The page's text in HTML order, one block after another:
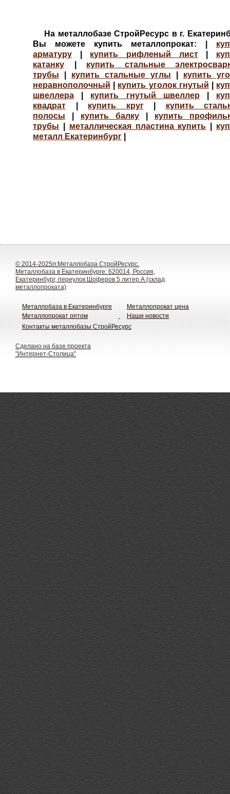
На металлобазе СтройРесурс в г.
Вы можете купить металлопрокат: |
арматуру
купить рифленый лист|
катанку
купить стальные
трубы
купить стальные углы
купить
неравнополочный
купить уголок гнутый
швеллера
купить гнутый швеллер|
квадрат
купить круг| купить
полосы
купить балку
купить
трубы
металлическая пластина купить
металл Екатеринбург
© 2014-2025гг.Металлобаза СтройРесурс.
Металлобаза в Екатеринбурге: 620014, Россия,
Екатеринбург, переулок Шоферов 5 литер А (склад
металлопроката)
Металлобаза в Екатеринбурге
Металлопрокат оптом
Металлопрокат цена
Наши новости
Контакты металлобазы СтройРесурс
Сделано на базе проекта
"Интернет-Столица"